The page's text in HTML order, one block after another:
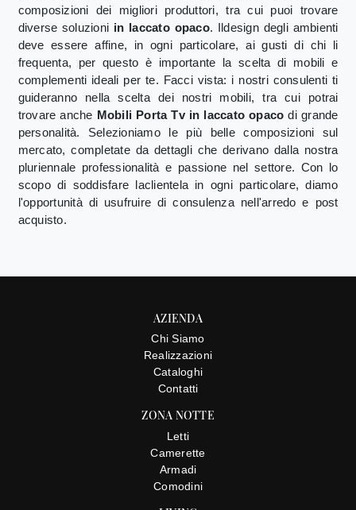
composizioni dei migliori produttori, tra cui puoi trovare
diverse soluzioni in laccato opaco. Ildesign degli ambienti
deve essere affine, in ogni particolare, ai gusti di chi li
frequenta, per questo è importante la scelta di mobili e
complementi ideali per te. Facci vista: i nostri consulenti ti
guideranno nella scelta dei nostri mobili, tra cui potrai
trovare anche Mobili Porta Tv in laccato opaco di grande
personalità. Selezioniamo le più belle composizioni sul
mercato, completate da dettagli che derivano dalla nostra
pluriennale professionalità e passione nel settore. Con lo
scopo di soddisfare laclientela in ogni particolare, diamo
l'opportunità di usufruire di consulenza nell'arredo e post
acquisto.
ZONA NOTTE
Letti
Camerette
Armadi
Comodini
AZIENDA
Chi Siamo
Realizzazioni
Cataloghi
Contatti